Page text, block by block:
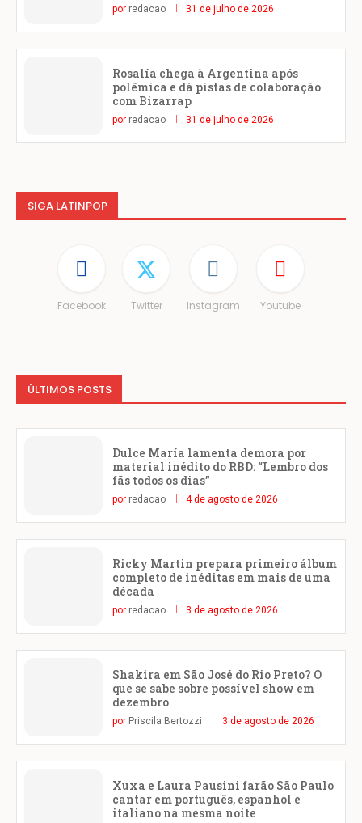
por redacao 31 de julho de 2026
Rosalía chega à Argentina após
polêmica e dá pistas de colaboração
com Bizarrap
por redacao 31 de julho de 2026
SIGA LATINPOP
Facebook Twitter Instagram Youtube
ÚLTIMOS POSTS
Dulce María lamenta demora por
material inédito do RBD: “Lembro dos
fãs todos os dias”
por redacao 4 de agosto de 2026
Ricky Martin prepara primeiro álbum
completo de inéditas em mais de uma
década
por redacao 3 de agosto de 2026
Shakira em São José do Rio Preto? O
que se sabe sobre possível show em
dezembro
por Priscila Bertozzi 3 de agosto de 2026
Xuxa e Laura Pausini farão São Paulo
cantar em português, espanhol e
italiano na mesma noite